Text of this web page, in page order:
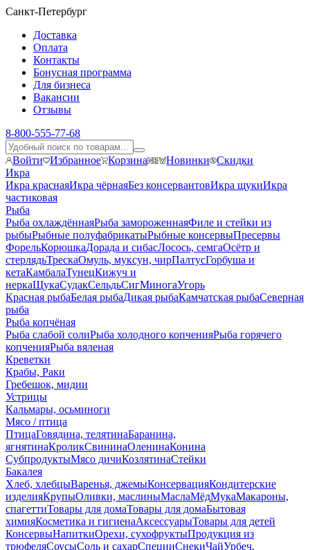
Санкт-Петербург
Доставка
Оплата
Контакты
Бонусная программа
Для бизнеса
Вакансии
Отзывы
8-800-555-77-68
Войти Избранное Корзина Новинки Скидки
Икра
Икра краснаяИкра чёрнаяБез консервантовИкра щукиИкра
частиковая
Рыба
Рыба охлаждённаяРыба замороженнаяФиле и стейки из
рыбыРыбные полуфабрикатыРыбные консервыПресервы
ФорельКорюшкаДорада и сибасЛосось, семгаОсётр и
стерлядьТрескаОмуль, муксун, чирПалтусГорбуша и
кетаКамбалаТунецКижуч и
неркаЩукаСудакСельдьСигМиногаУгорь
Красная рыбаБелая рыбаДикая рыбаКамчатская рыбаСеверная
рыба
Рыба копчёная
Рыба слабой солиРыба холодного копченияРыба горячего
копченияРыба вяленая
Креветки
Крабы, Раки
Гребешок, мидии
Устрицы
Кальмары, осьминоги
Мясо / птица
ПтицаГовядина, телятинаБаранина,
ягнятинаКроликСвининаОленинаКонина
СубпродуктыМясо дичиКозлятинаСтейки
Бакалея
Хлеб, хлебцыВаренья, джемыКонсервацияКондитерские
изделияКрупыОливки, маслиныМаслаМёдМукаМакароны,
спагеттиТовары для домаТовары для домаБытовая
химияКосметика и гигиенаАксессуарыТовары для детей
КонсервыНапиткиОрехи, сухофруктыПродукция из
трюфеляСоусыСоль и сахарСпецииСнекиЧайУрбеч,